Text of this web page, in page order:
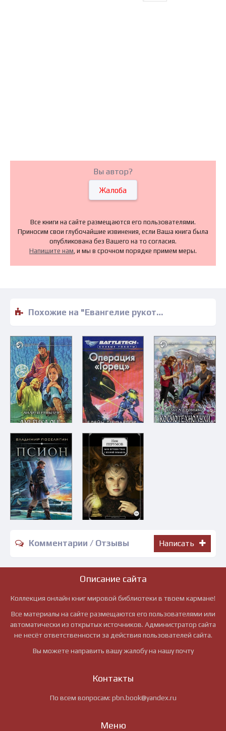
Вы автор?
Жалоба
Все книги на сайте размещаются его пользователями.
Приносим свои глубочайшие извинения, если Ваша книга была
опубликована без Вашего на то согласия.
Напишите нам, и мы в срочном порядке примем меры.
Похожие на "Евангелие рукотворных богов - Вадим Вознесенский" книги читать бесплатно полные версии
Комментарии / Отзывы Написать
Описание сайта
Коллекция онлайн книг мировой библиотеки в твоем кармане!
Все материалы на сайте размещаются его пользователями или
автоматически из открытых источников. Администратор сайта
не несёт ответственности за действия пользователей сайта.
Вы можете направить вашу жалобу на нашу почту
Контакты
По всем вопросам: pbn.book@yandex.ru
Меню